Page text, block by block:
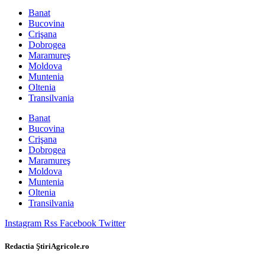
Banat
Bucovina
Crişana
Dobrogea
Maramureş
Moldova
Muntenia
Oltenia
Transilvania
Banat
Bucovina
Crişana
Dobrogea
Maramureş
Moldova
Muntenia
Oltenia
Transilvania
Instagram Rss Facebook Twitter
Redactia ŞtiriAgricole.ro